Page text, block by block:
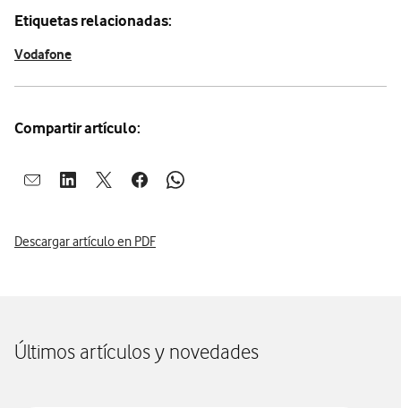
Etiquetas relacionadas:
Vodafone
Compartir artículo:
Abrir ventana para compartir en mail
Abrir ventana para compartir en linkedin
Abrir ventana para compartir en twitter
Abrir ventana para compartir en facebook
Abrir ventana para compartir en
Descargar artículo en PDF
Últimos artículos y novedades